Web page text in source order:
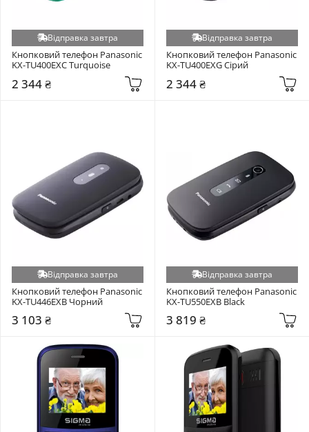
Відправка завтра
Кнопковий телефон Panasonic
KX-TU400EXC Turquoise
2 344 ₴
Відправка завтра
Кнопковий телефон Panasonic
KX-TU400EXG Сірий
2 344 ₴
Відправка завтра
Кнопковий телефон Panasonic
KX-TU446EXB Чорний
3 103 ₴
Відправка завтра
Кнопковий телефон Panasonic
KX-TU550EXB Black
3 819 ₴